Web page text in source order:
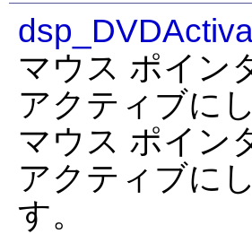
マウス ポイン
アクティブに
マウス ポイン
アクティブに
す。